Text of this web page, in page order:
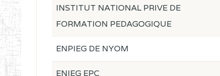
INSTITUT NATIONAL PRIVE DE
FORMATION PEDAGOGIQUE
ENPIEG DE NYOM
ENIEG EPC